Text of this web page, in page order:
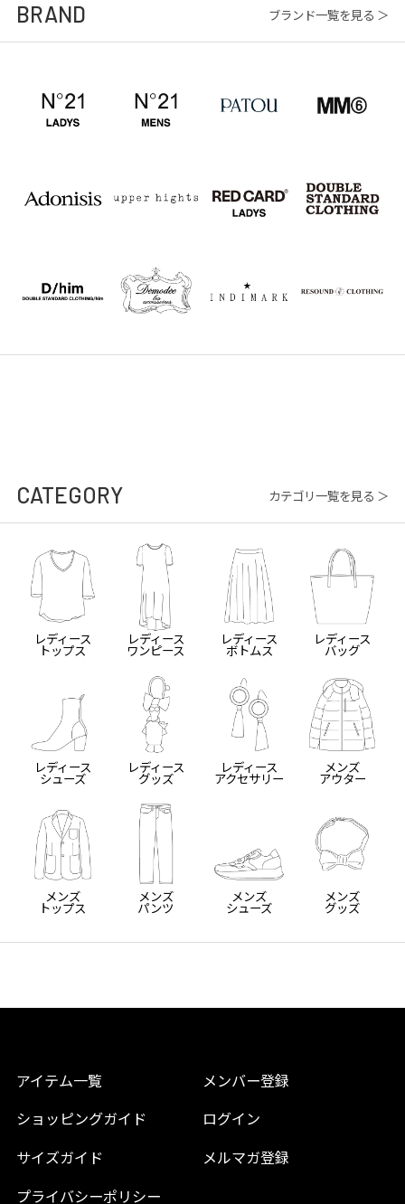
BRAND ブランド一覧を見る ＞
CATEGORY カテゴリ一覧を見る ＞
レディース
トップス
レディース
ワンピース
レディース
ボトムス
レディース
バッグ
レディース
シューズ
レディース
グッズ
レディース
アクセサリー
メンズ
アウター
メンズ
トップス
メンズ
パンツ
メンズ
シューズ
メンズ
グッズ
アイテム一覧
ショッピングガイド
サイズガイド
プライバシーポリシー
メンバー登録
ログイン
メルマガ登録